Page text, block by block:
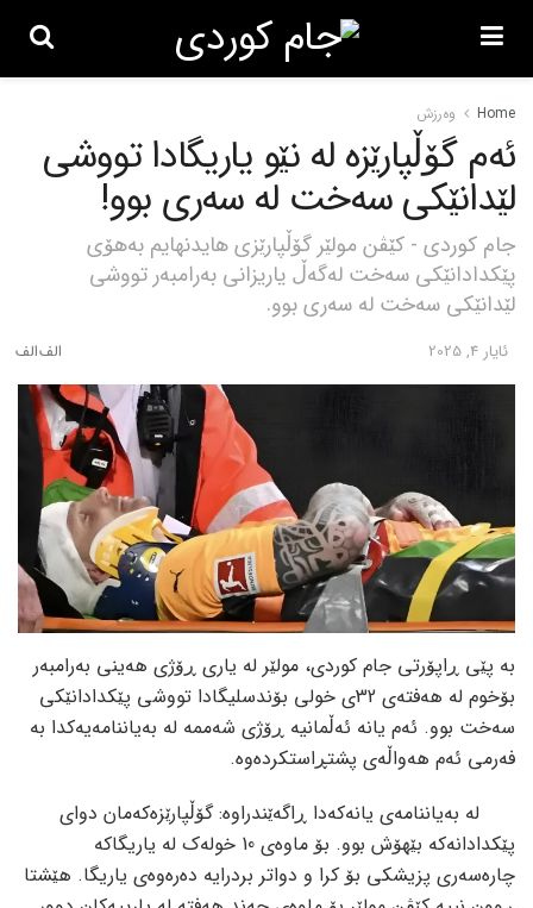
Home وەرزش
ئەم گۆڵپارێزە لە نێو یاریگادا تووشی
لێدانێکی سەخت لە سەری بوو!
جام کوردی - کێڤن مولێر گۆڵپارێزی هایدنهایم بەهۆی
پێکدادانێکی سەخت لەگەڵ یاریزانی بەرامبەر تووشی
لێدانێکی سەخت لە سەری بوو.
ئایار 4, 2025
بە پێی ڕاپۆرتی جام کوردی، مولێر لە یاری ڕۆژی هەینی بەرامبەر
بۆخوم لە هەفتەی 32ی خولی بۆندسلیگادا تووشی پێکدادانێکی
سەخت بوو. ئەم یانە ئەڵمانیە ڕۆژی شەممە لە بەیاننامەیەکدا بە
فەرمی ئەم هەواڵەی پشتڕاستکردەوە.
لە بەیاننامەی یانەکەدا ڕاگەێندراوە: گۆڵپارێزەکەمان دوای
پێکدادانەکە بێهۆش بوو. بۆ ماوەی 10 خولەک لە یاریگاکە
چارەسەری پزیشکی بۆ کرا و دواتر بردرایە دەرەوەی یاریگا. هێشتا